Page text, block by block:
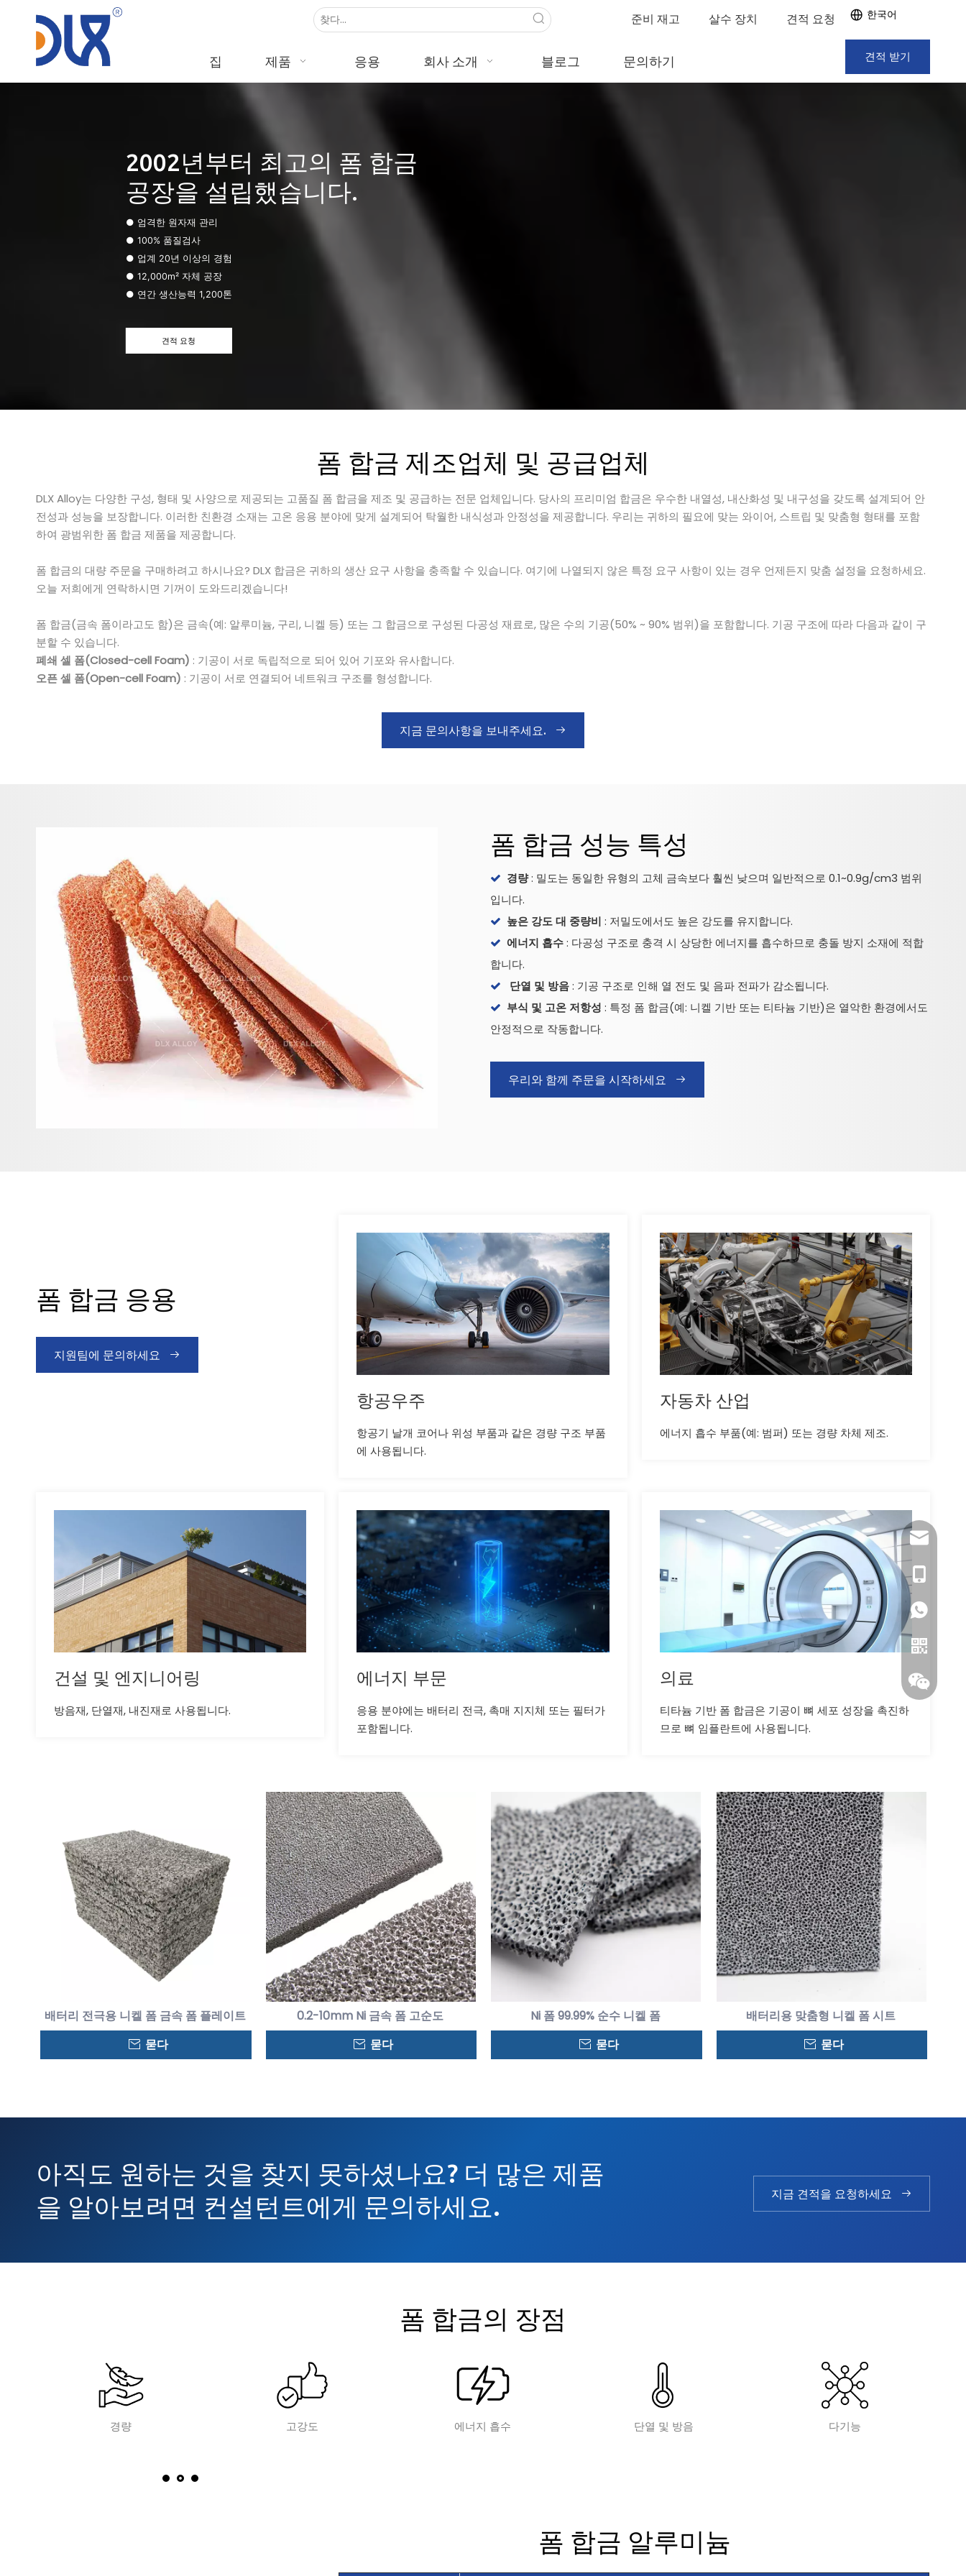
준비 재고 살수 장치 견적 요청 한국어
집 제품 응용 회사 소개 블로그 문의하기 견적 받기
2002년부터 최고의 폼 합금
공장을 설립했습니다.
● 엄격한 원자재 관리
● 100% 품질검사
● 업계 20년 이상의 경험
● 12,000m² 자체 공장
● 연간 생산능력 1,200톤
견적 요청
폼 합금 제조업체 및 공급업체
DLX Alloy는 다양한 구성, 형태 및 사양으로 제공되는 고품질 폼 합금을 제조 및 공급하는 전문 업체입니다. 당사의 프리미엄 합금은 우수한 내열성, 내산화성 및 내구성을 갖도록 설계되어 안
전성과 성능을 보장합니다. 이러한 친환경 소재는 고온 응용 분야에 맞게 설계되어 탁월한 내식성과 안정성을 제공합니다. 우리는 귀하의 필요에 맞는 와이어, 스트립 및 맞춤형 형태를 포함
하여 광범위한 폼 합금 제품을 제공합니다.
폼 합금의 대량 주문을 구매하려고 하시나요? DLX 합금은 귀하의 생산 요구 사항을 충족할 수 있습니다. 여기에 나열되지 않은 특정 요구 사항이 있는 경우 언제든지 맞춤 설정을 요청하세요.
오늘 저희에게 연락하시면 기꺼이 도와드리겠습니다!
폼 합금(금속 폼이라고도 함)은 금속(예: 알루미늄, 구리, 니켈 등) 또는 그 합금으로 구성된 다공성 재료로, 많은 수의 기공(50% ~ 90% 범위)을 포함합니다. 기공 구조에 따라 다음과 같이 구
분할 수 있습니다.
폐쇄 셀 폼(Closed-cell Foam) : 기공이 서로 독립적으로 되어 있어 기포와 유사합니다.
오픈 셀 폼(Open-cell Foam) : 기공이 서로 연결되어 네트워크 구조를 형성합니다.
지금 문의사항을 보내주세요.
폼 합금 성능 특성
 경량: 밀도는 동일한 유형의 고체 금속보다 훨씬 낮으며 일반적으로 0.1~0.9g/cm3 범위
입니다.
 높은 강도 대 중량비 : 저밀도에서도 높은 강도를 유지합니다.
 에너지 흡수: 다공성 구조로 충격 시 상당한 에너지를 흡수하므로 충돌 방지 소재에 적합
합니다.
 단열 및 방음: 기공 구조로 인해 열 전도 및 음파 전파가 감소됩니다.
 부식 및 고온 저항성 : 특정 폼 합금(예: 니켈 기반 또는 티타늄 기반)은 열악한 환경에서도
안정적으로 작동합니다.
우리와 함께 주문을 시작하세요
폼 합금 응용
지원팀에 문의하세요
항공우주
항공기 날개 코어나 위성 부품과 같은 경량 구조 부품
에 사용됩니다.
자동차 산업
에너지 흡수 부품(예: 범퍼) 또는 경량 차체 제조.
건설 및 엔지니어링
방음재, 단열재, 내진재로 사용됩니다.
에너지 부문
응용 분야에는 배터리 전극, 촉매 지지체 또는 필터가
포함됩니다.
의료
티타늄 기반 폼 합금은 기공이 뼈 세포 성장을 촉진하
므로 뼈 임플란트에 사용됩니다.
배터리 전극용 니켈 폼 금속 폼 플레이트
묻다
0.2-10mm Ni 금속 폼 고순도
묻다
Ni 폼 99.99% 순수 니켈 폼
묻다
배터리용 맞춤형 니켈 폼 시트
묻다
아직도 원하는 것을 찾지 못하셨나요? 더 많은 제품
을 알아보려면 컨설턴트에게 문의하세요.
지금 견적을 요청하세요
폼 합금의 장점
경량 고강도 에너지 흡수 단열 및 방음 다기능
폼 합금 알루미늄
dlx-
+86-